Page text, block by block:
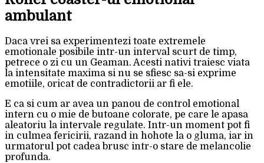
ambulant
Daca vrei sa experimentezi toate extremele
emotionale posibile intr-un interval scurt de timp,
petrece o zi cu un Geaman. Acesti nativi traiesc viata
la intensitate maxima si nu se sfiesc sa-si exprime
emotiile, oricat de contradictorii ar fi ele.
E ca si cum ar avea un panou de control emotional
intern cu o mie de butoane colorate, pe care le apasa
aleatoriu la intervale regulate. Intr-un moment pot fi
in culmea fericirii, razand in hohote la o gluma, iar in
urmatorul pot cadea brusc intr-o stare de melancolie
profunda.